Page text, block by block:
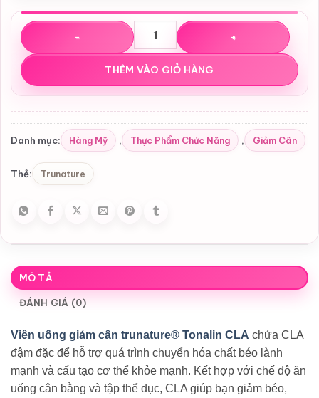
Viên uống giảm cân giảm mỡ Trunature Tonalin CLA
THÊM VÀO GIỎ HÀNG
Danh mục: Hàng Mỹ , Thực Phẩm Chức Năng , Giảm Cân
Thẻ: Trunature
MÔ TẢ
ĐÁNH GIÁ (0)
Viên uống giảm cân trunature® Tonalin CLA chứa CLA
đậm đặc để hỗ trợ quá trình chuyển hóa chất béo lành
mạnh và cấu tạo cơ thể khỏe mạnh. Kết hợp với chế độ ăn
uống cân bằng và tập thể dục, CLA giúp bạn giảm béo,